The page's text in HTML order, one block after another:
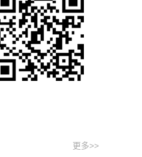
更多>>